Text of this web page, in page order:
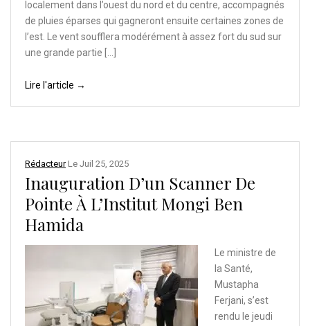
localement dans l’ouest du nord et du centre, accompagnés
de pluies éparses qui gagneront ensuite certaines zones de
l’est. Le vent soufflera modérément à assez fort du sud sur
une grande partie […]
Lire l'article →
RédacteurLe Juil 25, 2025
Inauguration D’un Scanner De
Pointe À L’Institut Mongi Ben
Hamida
Le ministre de
la Santé,
Mustapha
Ferjani, s’est
rendu le jeudi